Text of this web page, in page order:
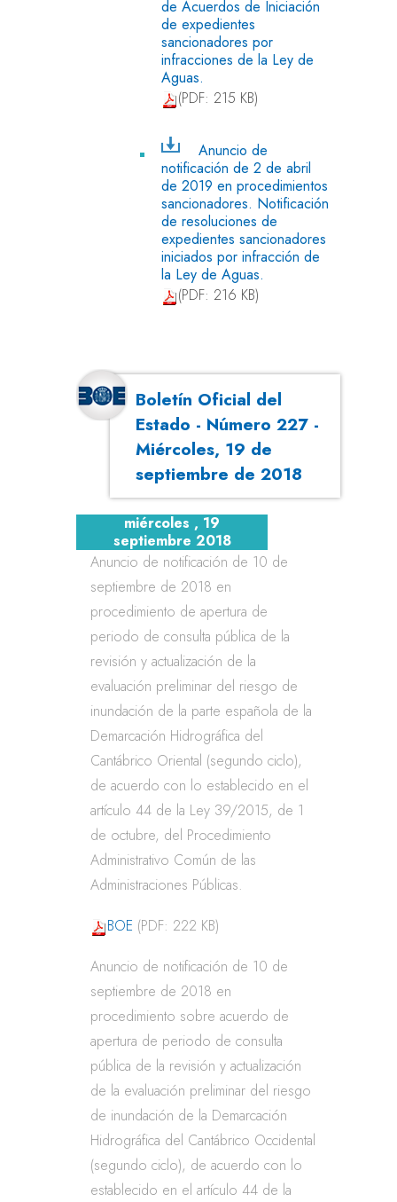
de Acuerdos de Iniciación
de expedientes
sancionadores por
infracciones de la Ley de
Aguas.
(PDF: 215 KB)
Anuncio de
notificación de 2 de abril
de 2019 en procedimientos
sancionadores. Notificación
de resoluciones de
expedientes sancionadores
iniciados por infracción de
la Ley de Aguas.
(PDF: 216 KB)
Boletín Oficial del
Estado - Número 227 -
Miércoles, 19 de
septiembre de 2018
miércoles , 19
septiembre 2018
Anuncio de notificación de 10 de
septiembre de 2018 en
procedimiento de apertura de
periodo de consulta pública de la
revisión y actualización de la
evaluación preliminar del riesgo de
inundación de la parte española de la
Demarcación Hidrográfica del
Cantábrico Oriental (segundo ciclo),
de acuerdo con lo establecido en el
artículo 44 de la Ley 39/2015, de 1
de octubre, del Procedimiento
Administrativo Común de las
Administraciones Públicas.
BOE (PDF: 222 KB)
Anuncio de notificación de 10 de
septiembre de 2018 en
procedimiento sobre acuerdo de
apertura de periodo de consulta
pública de la revisión y actualización
de la evaluación preliminar del riesgo
de inundación de la Demarcación
Hidrográfica del Cantábrico Occidental
(segundo ciclo), de acuerdo con lo
establecido en el artículo 44 de la